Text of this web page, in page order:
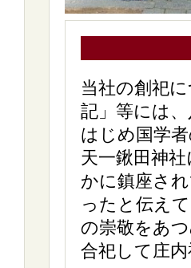
当社の創祀
記」等には
はじめ国学
天一鍬田神
かに鎮座さ
ったと伝え
の崇敬をあ
合祀して庄